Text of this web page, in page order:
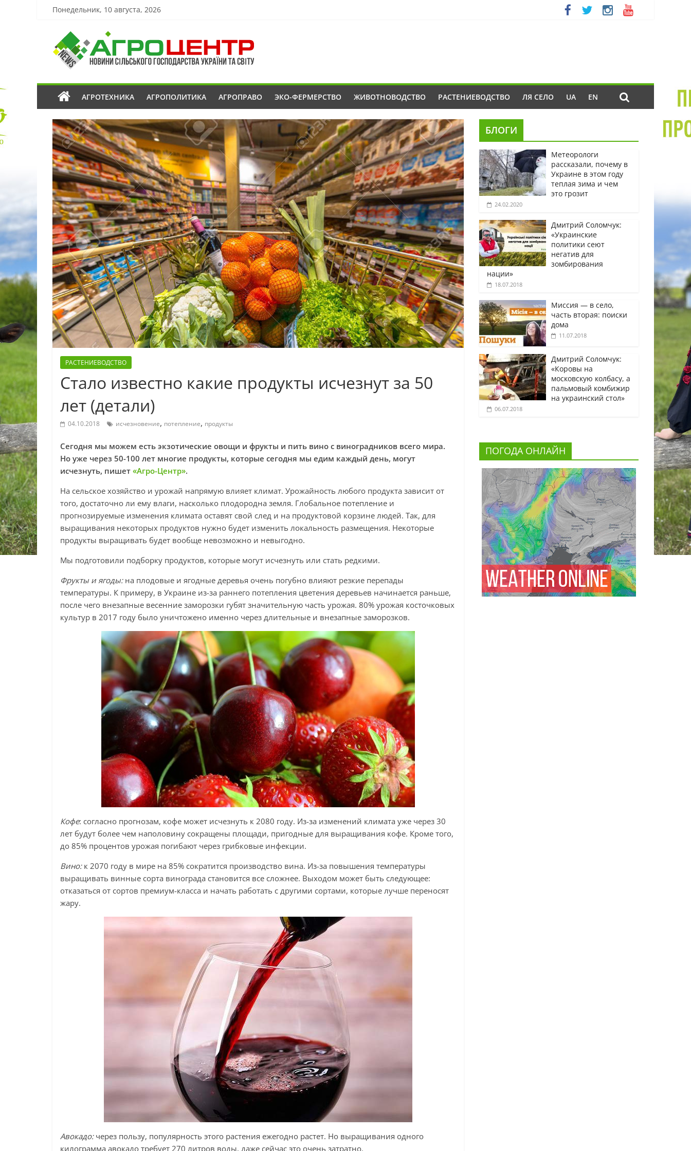
Понедельник, 10 августа, 2026
АГРОТЕХНИКА АГРОПОЛИТИКА АГРОПРАВО ЭКО-ФЕРМЕРСТВО ЖИВОТНОВОДСТВО РАСТЕНИЕВОДСТВО ЛЯ СЕЛО UA EN
РАСТЕНИЕВОДСТВО
Стало известно какие продукты исчезнут за 50
лет (детали)
04.10.2018 исчезновение, потепление, продукты
Сегодня мы можем есть экзотические овощи и фрукты и пить вино с виноградников всего мира.
Но уже через 50-100 лет многие продукты, которые сегодня мы едим каждый день, могут
исчезнуть, пишет «Агро-Центр».
На сельское хозяйство и урожай напрямую влияет климат. Урожайность любого продукта зависит от
того, достаточно ли ему влаги, насколько плодородна земля. Глобальное потепление и
прогнозируемые изменения климата оставят свой след и на продуктовой корзине людей. Так, для
выращивания некоторых продуктов нужно будет изменить локальность размещения. Некоторые
продукты выращивать будет вообще невозможно и невыгодно.
Мы подготовили подборку продуктов, которые могут исчезнуть или стать редкими.
Фрукты и ягоды:на плодовые и ягодные деревья очень погубно влияют резкие перепады
температуры. К примеру, в Украине из-за раннего потепления цветения деревьев начинается раньше,
после чего внезапные весенние заморозки губят значительную часть урожая. 80% урожая косточковых
культур в 2017 году было уничтожено именно через длительные и внезапные заморозков.
Кофе: согласно прогнозам, кофе может исчезнуть к 2080 году. Из-за изменений климата уже через 30
лет будут более чем наполовину сокращены площади, пригодные для выращивания кофе. Кроме того,
до 85% процентов урожая погибают через грибковые инфекции.
Вино:к 2070 году в мире на 85% сократится производство вина. Из-за повышения температуры
выращивать винные сорта винограда становится все сложнее. Выходом может быть следующее:
отказаться от сортов премиум-класса и начать работать с другими сортами, которые лучше переносят
жару.
Авокадо:через пользу, популярность этого растения ежегодно растет. Но выращивания одного
килограмма авокадо требует 270 литров воды, даже сейчас это очень затратно.
БЛОГИ
Метеорологи
рассказали, почему в
Украине в этом году
теплая зима и чем
это грозит
24.02.2020
Дмитрий Соломчук:
«Украинские
политики сеют
негатив для
зомбирования
нации»
18.07.2018
Миссия — в село,
часть вторая: поиски
дома
11.07.2018
Дмитрий Соломчук:
«Коровы на
московскую колбасу, а
пальмовый комбижир
на украинский стол»
06.07.2018
ПОГОДА ОНЛАЙН